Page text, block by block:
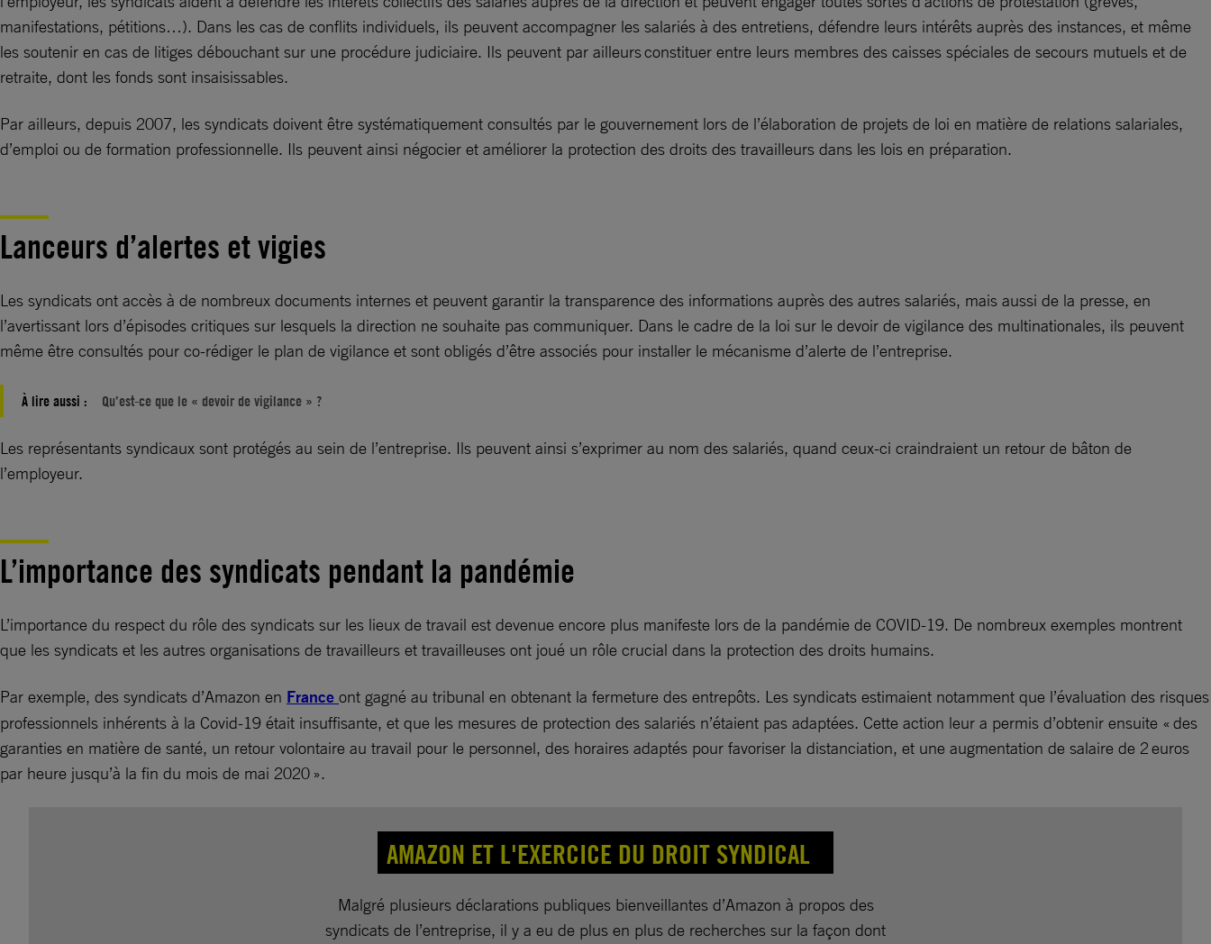
manifestations, pétitions…). Dans les cas de conflits individuels, ils peuvent accompagner les salariés à des entretiens, défendre leurs intérêts auprès des instances, et même
les soutenir en cas de litiges débouchant sur une procédure judiciaire. Ils peuvent par ailleurs constituer entre leurs membres des caisses spéciales de secours mutuels et de
retraite, dont les fonds sont insaisissables.
Par ailleurs, depuis 2007, les syndicats doivent être systématiquement consultés par le gouvernement lors de l’élaboration de projets de loi en matière de relations salariales,
d’emploi ou de formation professionnelle. Ils peuvent ainsi négocier et améliorer la protection des droits des travailleurs dans les lois en préparation.
Lanceurs d’alertes et vigies
Les syndicats ont accès à de nombreux documents internes et peuvent garantir la transparence des informations auprès des autres salariés, mais aussi de la presse, en
l’avertissant lors d’épisodes critiques sur lesquels la direction ne souhaite pas communiquer. Dans le cadre de la loi sur le devoir de vigilance des multinationales, ils peuvent
même être consultés pour co-rédiger le plan de vigilance et sont obligés d’être associés pour installer le mécanisme d’alerte de l’entreprise.
À lire aussi : Qu’est-ce que le « devoir de vigilance » ?
Les représentants syndicaux sont protégés au sein de l’entreprise. Ils peuvent ainsi s’exprimer au nom des salariés, quand ceux-ci craindraient un retour de bâton de
l’employeur.
L’importance des syndicats pendant la pandémie
L’importance du respect du rôle des syndicats sur les lieux de travail est devenue encore plus manifeste lors de la pandémie de COVID-19. De nombreux exemples montrent
que les syndicats et les autres organisations de travailleurs et travailleuses ont joué un rôle crucial dans la protection des droits humains.
Par exemple, des syndicats d’Amazon en France ont gagné au tribunal en obtenant la fermeture des entrepôts. Les syndicats estimaient notamment que l’évaluation des risques
professionnels inhérents à la Covid-19 était insuffisante, et que les mesures de protection des salariés n’étaient pas adaptées. Cette action leur a permis d’obtenir ensuite « des
garanties en matière de santé, un retour volontaire au travail pour le personnel, des horaires adaptés pour favoriser la distanciation, et une augmentation de salaire de 2 euros
par heure jusqu’à la fin du mois de mai 2020 ».
AMAZON ET L'EXERCICE DU DROIT SYNDICAL
Malgré plusieurs déclarations publiques bienveillantes d’Amazon à propos des
syndicats de l’entreprise, il y a eu de plus en plus de recherches sur la façon dont